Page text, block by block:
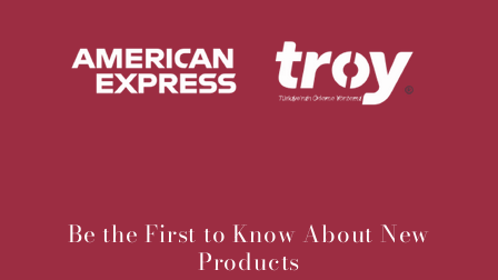
Be the First to Know About New
Products